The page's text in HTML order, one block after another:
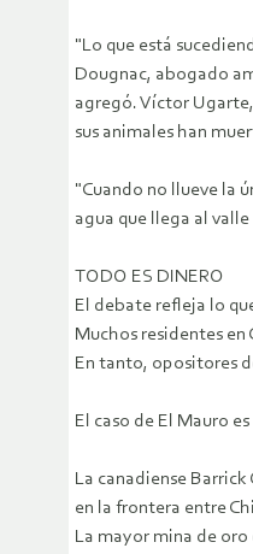
"Lo que está
Dougnac, abogado
agregó. Víctor
sus animales han
"Cuando no llueve la
agua que llega al
TODO ES DINERO
El debate refleja lo
Muchos residentes
En tanto, opositores
El caso de El Mauro
La canadiense
en la frontera entre
La mayor mina de